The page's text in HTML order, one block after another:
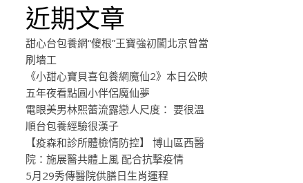
近期文章
甜心台包養網“傻根”王寶強初闖北京曾當
刷墻工
《小甜心寶貝喜包養網魔仙2》本日公映
五年夜看點圓小伴侶魔仙夢
電眼美男林熙蕾流露戀人尺度： 要很溫
順台包養經驗很漢子
【疫森和診所體檢情防控】 博山區西醫
院：施展醫共體上風 配合抗擊疫情
5月29秀傳醫院供膳日生肖運程